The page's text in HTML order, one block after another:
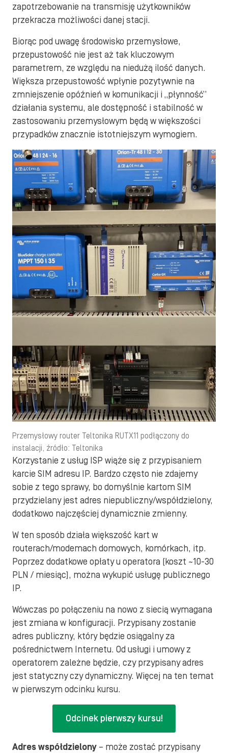
zapotrzebowanie na transmisję użytkowników
przekracza możliwości danej stacji.
Biorąc pod uwagę środowisko przemysłowe,
przepustowość nie jest aż tak kluczowym
parametrem, ze względu na niedużą ilość danych.
Większa przepustowość wpłynie pozytywnie na
zmniejszenie opóźnień w komunikacji i „płynność”
działania systemu, ale dostępność i stabilność w
zastosowaniu przemysłowym będą w większości
przypadków znacznie istotniejszym wymogiem.
Przemysłowy router Teltonika RUTX11 podłączony do
instalacji, źródło: Teltonika
Korzystanie z usług ISP wiąże się z przypisaniem
karcie SIM adresu IP. Bardzo często nie zdajemy
sobie z tego sprawy, bo domyślnie kartom SIM
przydzielany jest adres niepubliczny/współdzielony,
dodatkowo najczęściej dynamicznie zmienny.
W ten sposób działa większość kart w
routerach/modemach domowych, komórkach, itp.
Poprzez dodatkowe opłaty u operatora (koszt ~10-30
PLN / miesiąc), można wykupić usługę publicznego
IP.
Wówczas po połączeniu na nowo z siecią wymagana
jest zmiana w konfiguracji. Przypisany zostanie
adres publiczny, który będzie osiągalny za
pośrednictwem Internetu. Od usługi i umowy z
operatorem zależne będzie, czy przypisany adres
jest statyczny czy dynamiczny. Więcej na ten temat
w pierwszym odcinku kursu.
Odcinek pierwszy kursu!
Adres współdzielony – może zostać przypisany